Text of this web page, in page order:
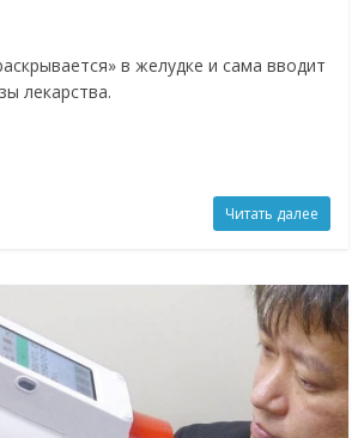
в желудке и сама вводит
лекарства.
Читать далее